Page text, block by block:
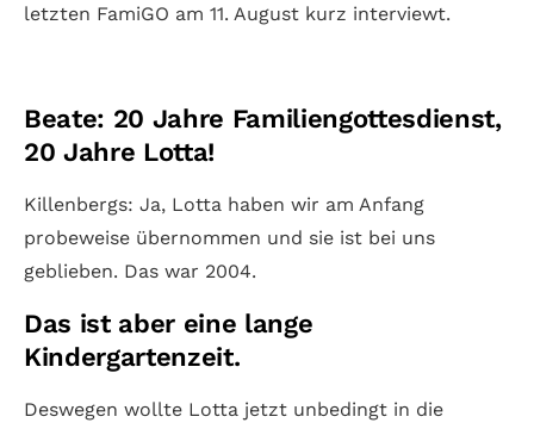
letzten FamiGO am 11. August kurz interviewt.
Beate: 20 Jahre Familiengottesdienst,
20 Jahre Lotta!
Killenbergs: Ja, Lotta haben wir am Anfang
probeweise übernommen und sie ist bei uns
geblieben. Das war 2004.
Das ist aber eine lange
Kindergartenzeit.
Deswegen wollte Lotta jetzt unbedingt in die